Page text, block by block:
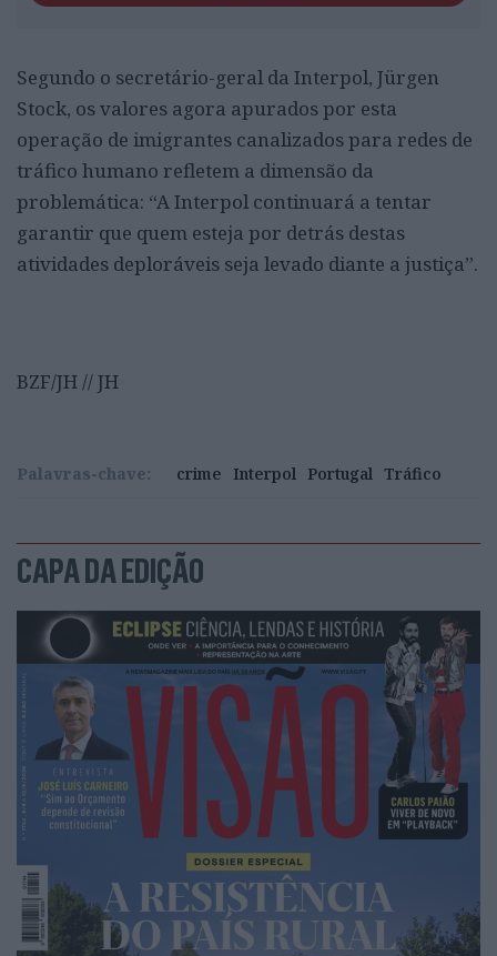
Segundo o secretário-geral da Interpol, Jürgen
Stock, os valores agora apurados por esta
operação de imigrantes canalizados para redes de
tráfico humano refletem a dimensão da
problemática: “A Interpol continuará a tentar
garantir que quem esteja por detrás destas
atividades deploráveis seja levado diante a justiça”.
BZF/JH // JH
Palavras-chave: crime Interpol Portugal Tráfico
CAPA DA EDIÇÃO